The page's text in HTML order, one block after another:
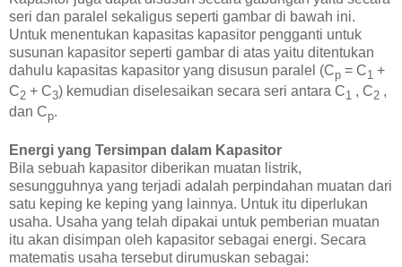
seri dan paralel sekaligus seperti gambar di bawah ini.
Untuk menentukan kapasitas kapasitor pengganti untuk
susunan kapasitor seperti gambar di atas yaitu ditentukan
dahulu kapasitas kapasitor yang disusun paralel (Cp = C1 +
C2 + C3) kemudian diselesaikan secara seri antara C1 , C2 ,
dan Cp.
Energi yang Tersimpan dalam Kapasitor
Bila sebuah kapasitor diberikan muatan listrik,
sesungguhnya yang terjadi adalah perpindahan muatan dari
satu keping ke keping yang lainnya. Untuk itu diperlukan
usaha. Usaha yang telah dipakai untuk pemberian muatan
itu akan disimpan oleh kapasitor sebagai energi. Secara
matematis usaha tersebut dirumuskan sebagai: